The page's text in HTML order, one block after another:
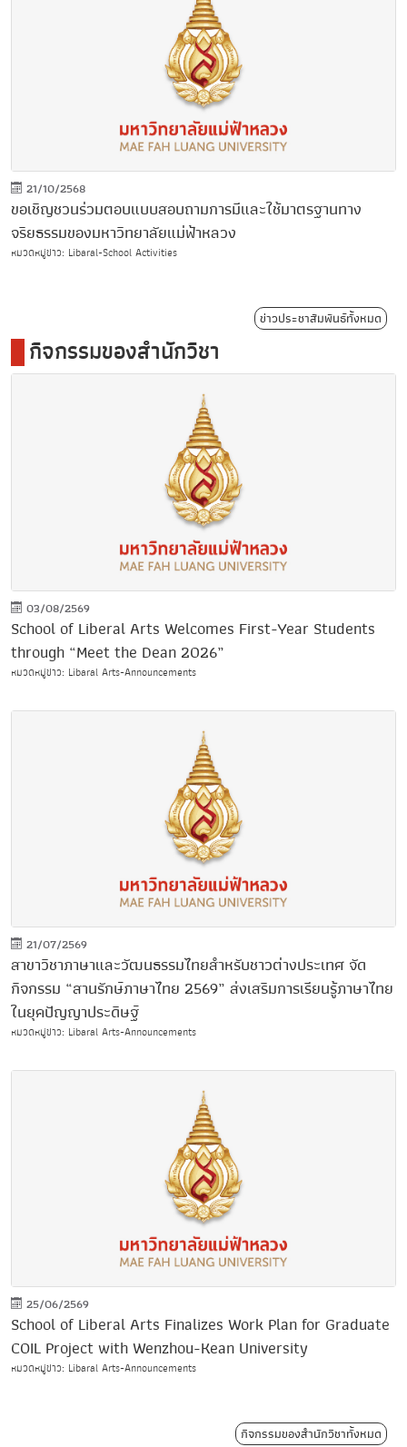
21/10/2568
ขอเชิญชวนร่วมตอบแบบสอบถามการมีและใช้มาตรฐานทาง
จริยธรรมของมหาวิทยาลัยแม่ฟ้าหลวง
หมวดหมู่ข่าว: Libaral-School Activities
ข่าวประชาสัมพันธ์ทั้งหมด
กิจกรรมของสำนักวิชา
03/08/2569
School of Liberal Arts Welcomes First-Year Students
through “Meet the Dean 2026”
หมวดหมู่ข่าว: Libaral Arts-Announcements
21/07/2569
สาขาวิชาภาษาและวัฒนธรรมไทยสำหรับชาวต่างประเทศ จัด
กิจกรรม “สานรักษ์ภาษาไทย 2569” ส่งเสริมการเรียนรู้ภาษาไทย
ในยุคปัญญาประดิษฐ์
หมวดหมู่ข่าว: Libaral Arts-Announcements
25/06/2569
School of Liberal Arts Finalizes Work Plan for Graduate
COIL Project with Wenzhou-Kean University
หมวดหมู่ข่าว: Libaral Arts-Announcements
กิจกรรมของสำนักวิชาทั้งหมด